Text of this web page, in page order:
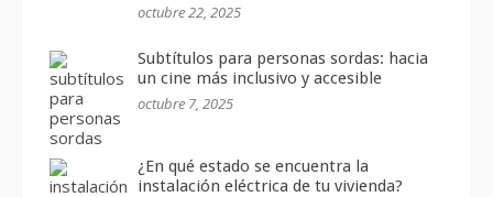
octubre 22, 2025
Subtítulos para personas sordas: hacia
un cine más inclusivo y accesible
octubre 7, 2025
¿En qué estado se encuentra la
instalación eléctrica de tu vivienda?